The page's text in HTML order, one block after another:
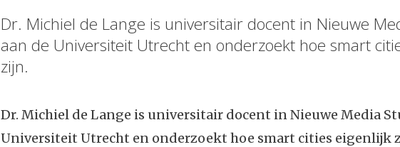
Dr. Michiel de Lange is universitair docent in Nieuwe
aan de Universiteit Utrecht en onderzoekt hoe smart
zijn.
Dr. Michiel de Lange is universitair docent in Nieuwe Media
Universiteit Utrecht en onderzoekt hoe smart cities eigenlijk